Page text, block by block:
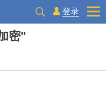
登录
密"